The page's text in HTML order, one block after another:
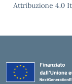
Attribuzione 4.0